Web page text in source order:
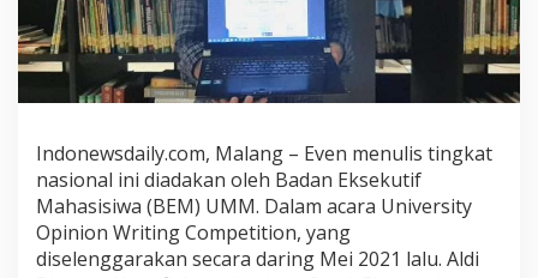
a
P
a
n
e
m
i
,
M
a
Indonewsdaily.com, Malang – Even menulis tingkat
nasional ini diadakan oleh Badan Eksekutif
Mahasisiwa (BEM) UMM. Dalam acara University
Opinion Writing Competition, yang
diselenggarakan secara daring Mei 2021 lalu. Aldi